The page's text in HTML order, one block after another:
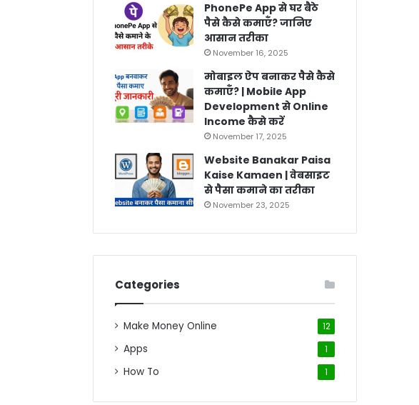
PhonePe App से घर बैठे
पैसे कैसे कमाएँ? जानिए
आसान तरीका
November 16, 2025
मोबाइल ऐप बनाकर पैसे कैसे
कमाएँ? | Mobile App
Development से Online
Income कैसे करें
November 17, 2025
Website Banakar Paisa
Kaise Kamaen | वेबसाइट
से पैसा कमाने का तरीका
November 23, 2025
Categories
Make Money Online 12
Apps 1
How To 1